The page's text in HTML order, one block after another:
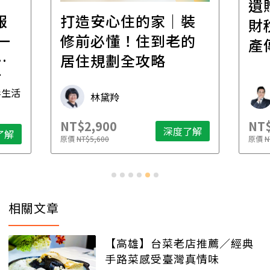
活
解
打造安心住的家｜裝
修前必懂！住到老的
居住規劃全攻略
林黛羚
NT$2,900
原價NT$5,600 深度了解
遺
財
產
原價
相關文章
【高雄】台菜老店推薦／經典
手路菜感受臺灣真情味